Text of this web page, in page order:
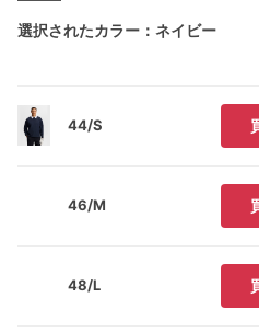
選択されたカラー：ネイビー
44/S
46/M
48/L